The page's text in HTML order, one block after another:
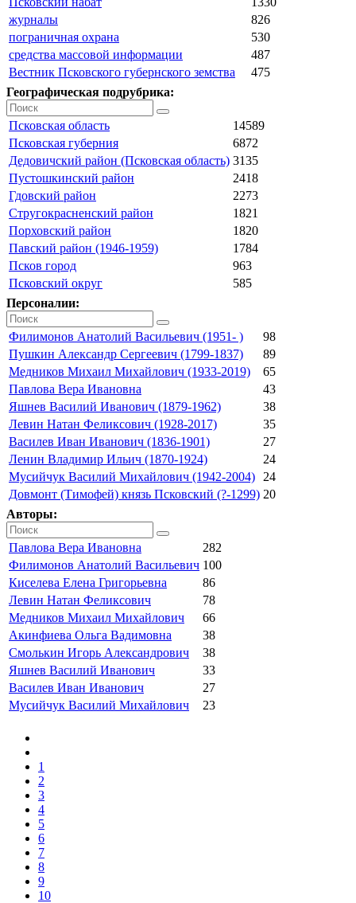
журналы
826
пограничная охрана
530
средства массовой информации
487
Вестник Псковского губернского земства
475
Географическая подрубрика:
Псковская область
14589
Псковская губерния
6872
Дедовичский район (Псковская область) 3135
Пустошкинский район
2418
Гдовский район
2273
Стругокрасненский район
1821
Порховский район
1820
Павский район (1946-1959)
1784
Псков город
963
Псковский округ
585
Персоналии:
Филимонов Анатолий Васильевич (1951- )
98
Пушкин Александр Сергеевич (1799-1837)
89
Медников Михаил Михайлович (1933-2019)
65
Павлова Вера Ивановна
43
Яшнев Василий Иванович (1879-1962)
38
Левин Натан Феликсович (1928-2017)
35
Василев Иван Иванович (1836-1901)
27
Ленин Владимир Ильич (1870-1924)
24
Мусийчук Василий Михайлович (1942-2004)
24
Довмонт (Тимофей) князь Псковский (?-1299) 20
Авторы:
Павлова Вера Ивановна
282
Филимонов Анатолий Васильевич 100
Киселева Елена Григорьевна
86
Левин Натан Феликсович
78
Медников Михаил Михайлович
66
Акинфиева Ольга Вадимовна
38
Смолькин Игорь Александрович
38
Яшнев Василий Иванович
33
Василев Иван Иванович
27
Мусийчук Василий Михайлович
23
1
2
3
4
5
6
7
8
9
10